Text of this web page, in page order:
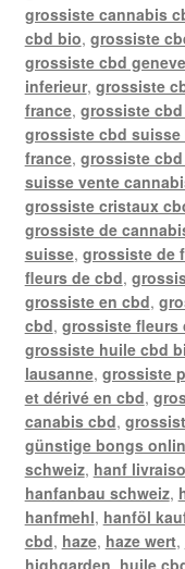
grossiste cannabis
cbd bio, grossiste
grossiste cbd geneve
inferieur, grossiste
france, grossiste
grossiste cbd suisse
france, grossiste
suisse vente
grossiste cristaux
grossiste de
suisse, grossiste de
fleurs de cbd,
grossiste en cbd,
cbd, grossiste fleurs
grossiste huile cbd
lausanne, grossiste
et dérivé en cbd,
canabis cbd,
günstige bongs
schweiz, hanf
hanfanbau schweiz,
hanfmehl, hanföl
cbd, haze, haze wert,
highgarden, huile